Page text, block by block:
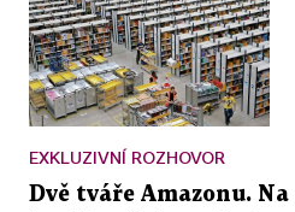
EXKLUZIVNÍ ROZHOVOR
Dvě tváře Amazonu. Na